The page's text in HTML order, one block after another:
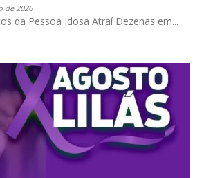
de 2026
da Pessoa Idosa Atraí Dezenas em...